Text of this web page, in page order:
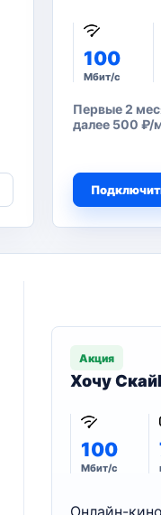
100
Мбит/с
Первые 2
далее 500 ₽/
Акция
Хочу
100
Мбит/с
Онлайн-